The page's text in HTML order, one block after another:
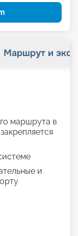
Маршрут и
маршрута в
и